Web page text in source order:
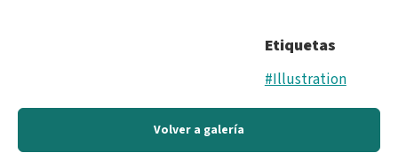
Etiquetas
#Illustration
Volver a galería